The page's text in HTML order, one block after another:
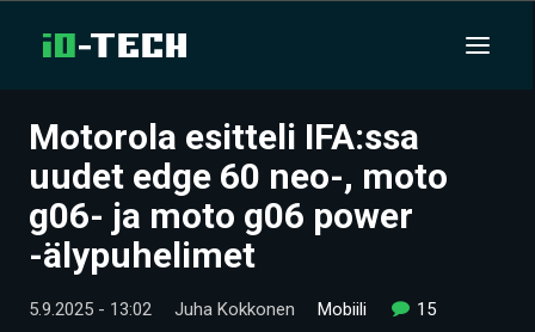
UUTISET
ARTIKKELIT
VIDEOT
TECHBBS
Motorola esitteli IFA:ssa
uudet edge 60 neo-, moto
g06- ja moto g06 power
-älypuhelimet
5.9.2025 - 13:02 Juha Kokkonen Mobiili 15